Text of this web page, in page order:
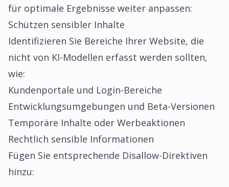
für optimale Ergebnisse weiter anpassen:
Schützen sensibler Inhalte
Identifizieren Sie Bereiche Ihrer Website, die
nicht von KI-Modellen erfasst werden sollten,
wie:
Kundenportale und Login-Bereiche
Entwicklungsumgebungen und Beta-Versionen
Temporäre Inhalte oder Werbeaktionen
Rechtlich sensible Informationen
Fügen Sie entsprechende Disallow-Direktiven
hinzu: